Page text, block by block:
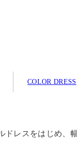
COLOR DRESS
レスをはじめ、